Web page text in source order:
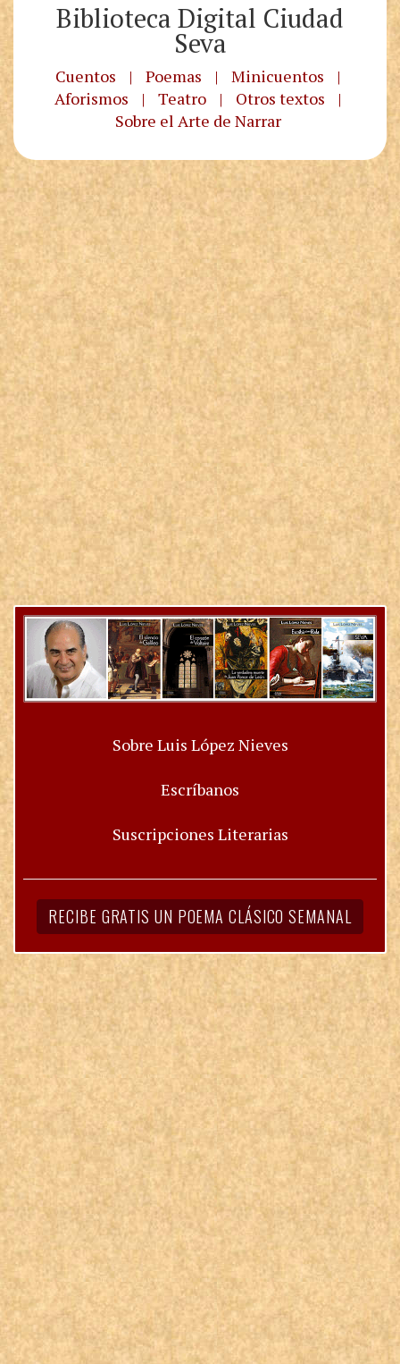
Biblioteca Digital Ciudad
Seva
Cuentos | Poemas | Minicuentos
|
Aforismos
| Teatro | Otros textos
|
Sobre el Arte de Narrar
Sobre Luis López Nieves
Escríbanos
Suscripciones Literarias
RECIBE GRATIS UN POEMA CLÁSICO SEMANAL